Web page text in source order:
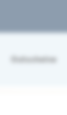
Gutscheine